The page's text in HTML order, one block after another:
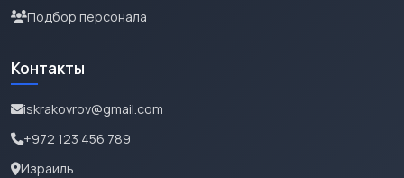
Подбор персонала
Контакты
iskrakovrov@gmail.com
+972 123 456 789
Израиль